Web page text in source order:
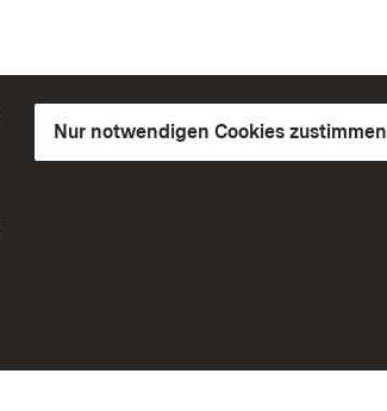
Nur notwendigen Cookies zustimmen